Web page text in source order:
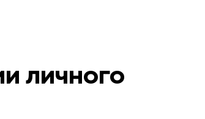
личного